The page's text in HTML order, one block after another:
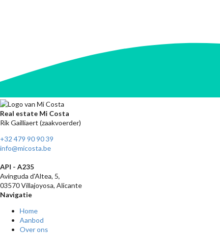
Real estate Mi Costa
Rik Gailliaert (zaakvoerder)
+32 479 90 90 39
info@micosta.be
API - A235
Avinguda d'Altea, 5,
03570 Villajoyosa, Alicante
Navigatie
Home
Aanbod
Over ons